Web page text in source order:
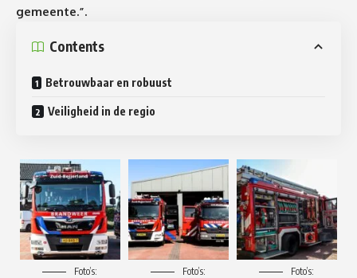
gemeente.”.
Contents
Betrouwbaar en robuust
Veiligheid in de regio
Foto’s:
Foto’s:
Foto’s: